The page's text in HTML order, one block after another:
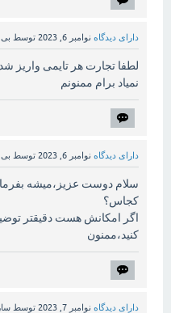
دارای دیدگاه نوامبر 6, 2023 توسط بی
لطفا تجارت هر تایمی واریز
نمیاد برام ممنونم
دارای دیدگاه نوامبر 6, 2023 توسط بی
سلام دوست عزیز،میشه
کجاس؟
اگر امکانش هست دقیقتر
کنید،ممنون
دارای دیدگاه نوامبر 7, 2023 توسط